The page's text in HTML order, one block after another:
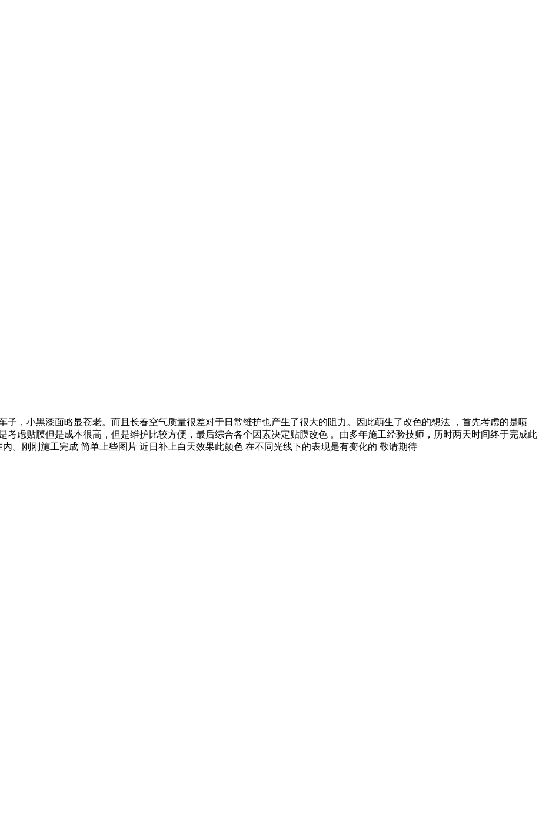
子，小黑漆面略显苍老。而且长春空气质量很差对于日常维护也产生了很大的阻力。因此萌生了改色的想法 ，首先考虑的是喷
考虑贴膜但是成本很高，但是维护比较方便，最后综合各个因素决定贴膜改色 。由多年施工经验技师，历时两天时间终于完成此
。刚刚施工完成 简单上些图片 近日补上白天效果此颜色 在不同光线下的表现是有变化的 敬请期待